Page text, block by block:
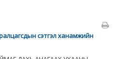
сэтгэл ханамжийн